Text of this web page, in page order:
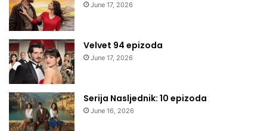
June 17, 2026
Velvet 94 epizoda
June 17, 2026
Serija Nasljednik: 10 epizoda
June 16, 2026